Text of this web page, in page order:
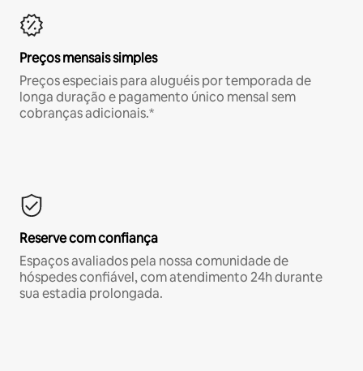
Preços mensais simples
Preços especiais para aluguéis por temporada de
longa duração e pagamento único mensal sem
cobranças adicionais.*
Reserve com confiança
Espaços avaliados pela nossa comunidade de
hóspedes confiável, com atendimento 24h durante
sua estadia prolongada.